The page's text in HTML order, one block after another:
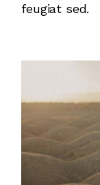
feugiat sed.